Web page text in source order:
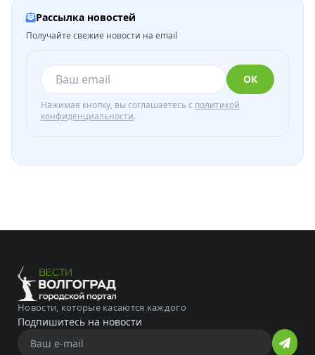
Рассылка новостей
Получайте свежие новости на email
ОК
Нажимая кнопку, вы соглашаетесь с политикой
конфиденциальности.
Новости, которые касаются каждого
Подпишитесь на новости